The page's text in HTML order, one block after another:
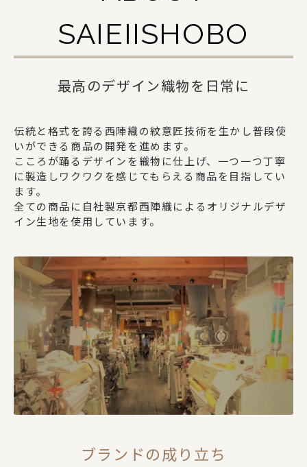
オリジナルグッズ・記念品を作りたい方へ
お問い合わせ
SAIEIISHOBO
最高のデザイン織物を日常に
伝統と格式を誇る西陣織の紋意匠技術を生かし普段使
いができる商品の開発を進めます。
こころが踊るデザインを織物に仕上げ、一つ一つ丁寧
に製造しワクワクを感じてもらえる商品を目指してい
ます。
全ての商品に自社製京都西陣織によるオリジナルデザ
イン生地を使用しています。
ブランドの成り立ち